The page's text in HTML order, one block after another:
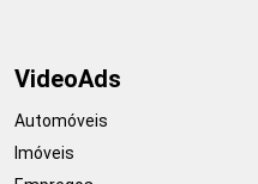
VideoAds
Automóveis
Imóveis